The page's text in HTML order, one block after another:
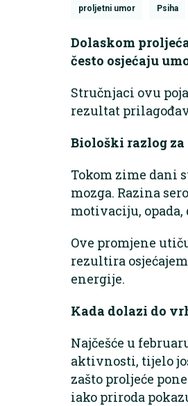
proljetni umor Psiha
Dolaskom
često osjećaju
Stručnjaci ovu
rezultat
Biološki razlog
Tokom zime dani
mozga. Razina
motivaciju,
Ove promjene
rezultira
energije.
Kada dolazi do
Najčešće u
aktivnosti, tijelo
zašto proljeće
iako priroda